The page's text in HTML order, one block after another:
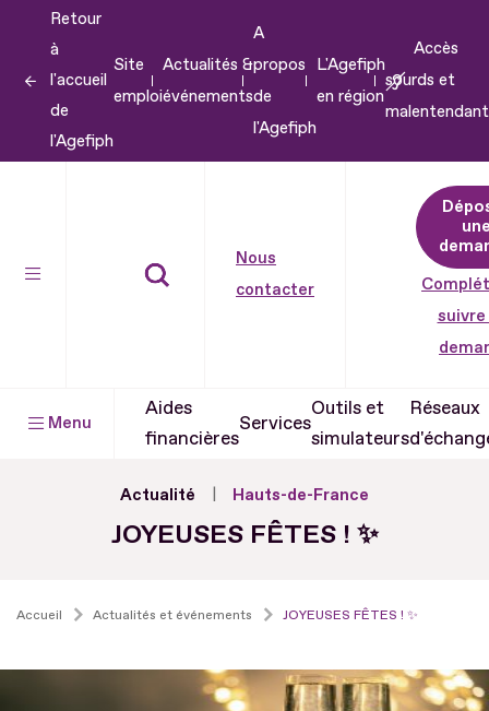
contenu
Retour
à
l'accueil
de
l'Agefiph
Site
emploi
Actualités &
événements
A
propos
de
l'Agefiph
L'Agefiph
en région
Accès
sourds et
Nous
contacter
suivre
Menu
Aides
financières
Services
Outils et
simulateurs
Réseaux
Actualité Hauts-de-France
JOYEUSES FÊTES ! ✨
Accueil Actualités et événements JOYEUSES FÊTES ! ✨